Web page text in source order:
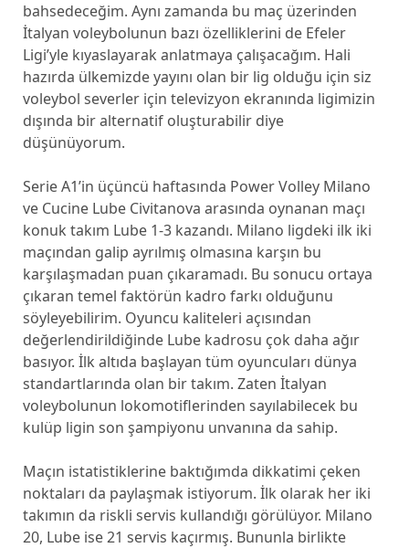
bahsedeceğim. Aynı zamanda bu maç üzerinden
İtalyan voleybolunun bazı özelliklerini de Efeler
Ligi’yle kıyaslayarak anlatmaya çalışacağım. Hali
hazırda ülkemizde yayını olan bir lig olduğu için siz
voleybol severler için televizyon ekranında ligimizin
dışında bir alternatif oluşturabilir diye
düşünüyorum.
Serie A1’in üçüncü haftasında Power Volley Milano
ve Cucine Lube Civitanova arasında oynanan maçı
konuk takım Lube 1-3 kazandı. Milano ligdeki ilk iki
maçından galip ayrılmış olmasına karşın bu
karşılaşmadan puan çıkaramadı. Bu sonucu ortaya
çıkaran temel faktörün kadro farkı olduğunu
söyleyebilirim. Oyuncu kaliteleri açısından
değerlendirildiğinde Lube kadrosu çok daha ağır
basıyor. İlk altıda başlayan tüm oyuncuları dünya
standartlarında olan bir takım. Zaten İtalyan
voleybolunun lokomotiflerinden sayılabilecek bu
kulüp ligin son şampiyonu unvanına da sahip.
Maçın istatistiklerine baktığımda dikkatimi çeken
noktaları da paylaşmak istiyorum. İlk olarak her iki
takımın da riskli servis kullandığı görülüyor. Milano
20, Lube ise 21 servis kaçırmış. Bununla birlikte